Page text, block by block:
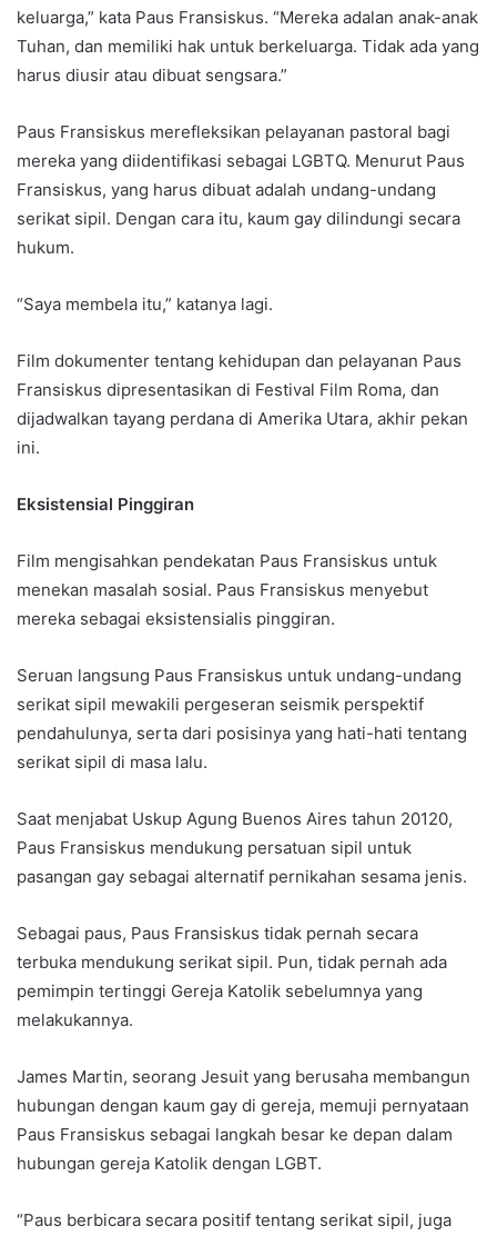
keluarga,” kata Paus Fransiskus. “Mereka adalan anak-anak
Tuhan, dan memiliki hak untuk berkeluarga. Tidak ada yang
harus diusir atau dibuat sengsara.”
Paus Fransiskus merefleksikan pelayanan pastoral bagi
mereka yang diidentifikasi sebagai LGBTQ. Menurut Paus
Fransiskus, yang harus dibuat adalah undang-undang
serikat sipil. Dengan cara itu, kaum gay dilindungi secara
hukum.
“Saya membela itu,” katanya lagi.
Film dokumenter tentang kehidupan dan pelayanan Paus
Fransiskus dipresentasikan di Festival Film Roma, dan
dijadwalkan tayang perdana di Amerika Utara, akhir pekan
ini.
Eksistensial Pinggiran
Film mengisahkan pendekatan Paus Fransiskus untuk
menekan masalah sosial. Paus Fransiskus menyebut
mereka sebagai eksistensialis pinggiran.
Seruan langsung Paus Fransiskus untuk undang-undang
serikat sipil mewakili pergeseran seismik perspektif
pendahulunya, serta dari posisinya yang hati-hati tentang
serikat sipil di masa lalu.
Saat menjabat Uskup Agung Buenos Aires tahun 20120,
Paus Fransiskus mendukung persatuan sipil untuk
pasangan gay sebagai alternatif pernikahan sesama jenis.
Sebagai paus, Paus Fransiskus tidak pernah secara
terbuka mendukung serikat sipil. Pun, tidak pernah ada
pemimpin tertinggi Gereja Katolik sebelumnya yang
melakukannya.
James Martin, seorang Jesuit yang berusaha membangun
hubungan dengan kaum gay di gereja, memuji pernyataan
Paus Fransiskus sebagai langkah besar ke depan dalam
hubungan gereja Katolik dengan LGBT.
“Paus berbicara secara positif tentang serikat sipil, juga